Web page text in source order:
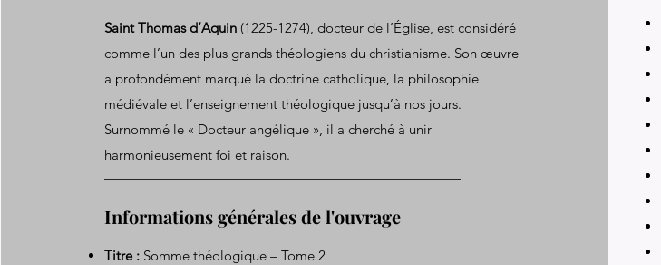
Saint Thomas d’Aquin (1225-1274), docteur de l’Église, est considéré
comme l’un des plus grands théologiens du christianisme. Son œuvre
a profondément marqué la doctrine catholique, la philosophie
médiévale et l’enseignement théologique jusqu’à nos jours.
Surnommé le « Docteur angélique », il a cherché à unir
harmonieusement foi et raison.
Informations générales de l'ouvrage
Titre : Somme théologique – Tome 2